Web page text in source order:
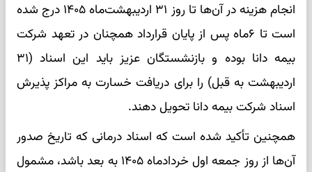
انجام هزینه در آن‌ها تا روز ۳۱ اردیبهشت‌ماه ۱۴۰۵ درج شده
است تا ۶ماه پس از پایان قرارداد همچنان در تعهد شرکت
بیمه دانا بوده و بازنشستگان عزیز باید این اسناد (۳۱
اردیبهشت به قبل) را برای دریافت خسارت به مراکز پذیرش
اسناد شرکت بیمه دانا تحویل دهند.
همچنین تأکید شده است که اسناد درمانی که تاریخ صدور
آن‌ها از روز جمعه اول خردادماه ۱۴۰۵ به بعد باشد، مشمول